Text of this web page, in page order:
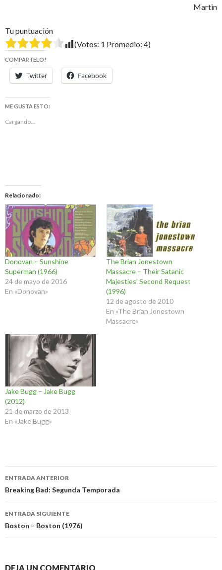
Martin
Tu puntuación
(Votos: 1 Promedio: 4)
COMPARTELO!
Twitter Facebook
ME GUSTA ESTO:
Cargando...
Relacionado
Donovan – Sunshine
Superman (1966)
24 de mayo de 2016
En «Donovan»
The Brian Jonestown
Massacre – Their Satanic
Majesties’ Second Request
(1996)
12 de agosto de 2010
En «The Brian Jonestown
Massacre»
Jake Bugg – Jake Bugg
(2012)
21 de marzo de 2013
En «Jake Bugg»
Navegación
de
entradas
ENTRADA ANTERIOR
Breaking Bad: Segunda Temporada
ENTRADA SIGUIENTE
Boston – Boston (1976)
DEJA UN COMENTARIO